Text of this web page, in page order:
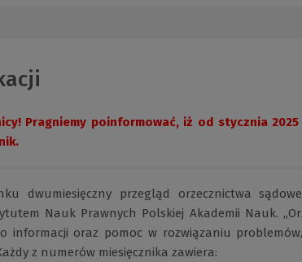
Pragniemy poinformować, iż od stycznia
dwumiesięczny przegląd orzecznictwa
Nauk Prawnych Polskiej Akademii Nauk.
informacji oraz pomoc w rozwiązaniu
z numerów miesięcznika zawiera: